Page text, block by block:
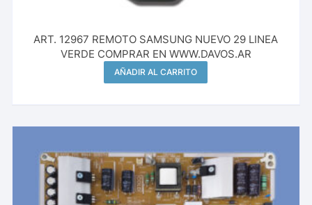
ART. 12967 REMOTO SAMSUNG NUEVO 29 LINEA
VERDE COMPRAR EN WWW.DAVOS.AR
AÑADIR AL CARRITO